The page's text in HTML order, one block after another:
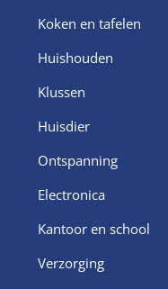
Koken en tafelen
Huishouden
Klussen
Huisdier
Ontspanning
Electronica
Kantoor en school
Verzorging